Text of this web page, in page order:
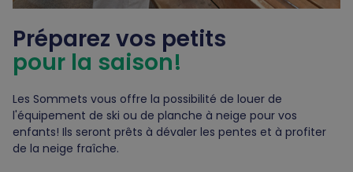
Préparez vos petits
pour la saison!
Les Sommets vous offre la possibilité de louer de
l'équipement de ski ou de planche à neige pour vos
enfants! Ils seront prêts à dévaler les pentes et à profiter
de la neige fraîche.